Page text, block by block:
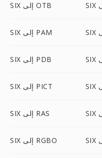
SIX إلى OTB
SIX إلى PAM
SIX إلى PDB
SIX إلى PICT
SIX إلى RAS
SIX إلى RGBO